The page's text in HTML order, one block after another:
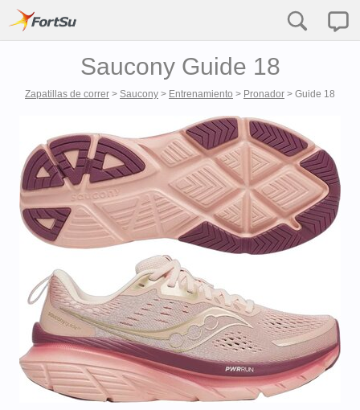
Saucony Guide 18
Zapatillas de correr > Saucony > Entrenamiento > Pronador > Guide 18